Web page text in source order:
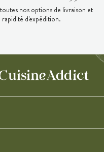
nos options de livraison et
rapidité d'expédition.